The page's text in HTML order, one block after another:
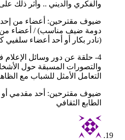
والفكري والديني .. وأثر ذلك على
ضيوف مقترحين: أعضاء من إحدى
دومة ضيف مناسب) / أعضاء من إحدى
(نادر بكار أو أحد أعضاء سلفيي كوستا)
4- حلقة عن دور وسائل الإعلام في
والتصورات المسبقة حول الأشخاص
التعامل الأمثل للشباب مع الظاهرة
ضيوف مقترحين: أحد مقدمي أو معدي
الطابع الثقافي